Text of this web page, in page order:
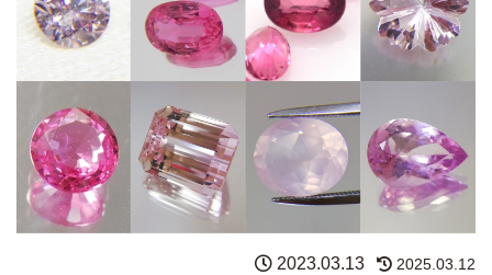
2023.03.13
2025.03.12